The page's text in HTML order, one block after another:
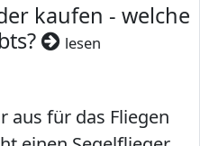
kaufen - welche
lesen
aus für das Fliegen